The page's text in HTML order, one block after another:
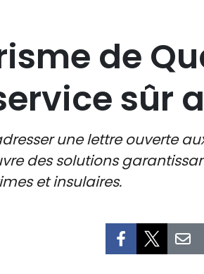
de
sûr
une lettre ouverte
des solutions
et insulaires.